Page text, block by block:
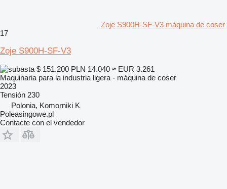
Zoje S900H-SF-V3 máquina de coser
17
Zoje S900H-SF-V3
$ 151.200 PLN 14.040 ≈ EUR 3.261
Maquinaria para la industria ligera - máquina de coser
2023
Tensión 230
Polonia, Komorniki K
Poleasingowe.pl
Contacte con el vendedor